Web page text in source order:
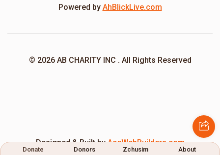
Powered by AhBlickLive.com
© 2026 AB CHARITY INC . All Rights Reserved
Designed & Built byAceWebBuilders.com
Donate Donors Zchusim About